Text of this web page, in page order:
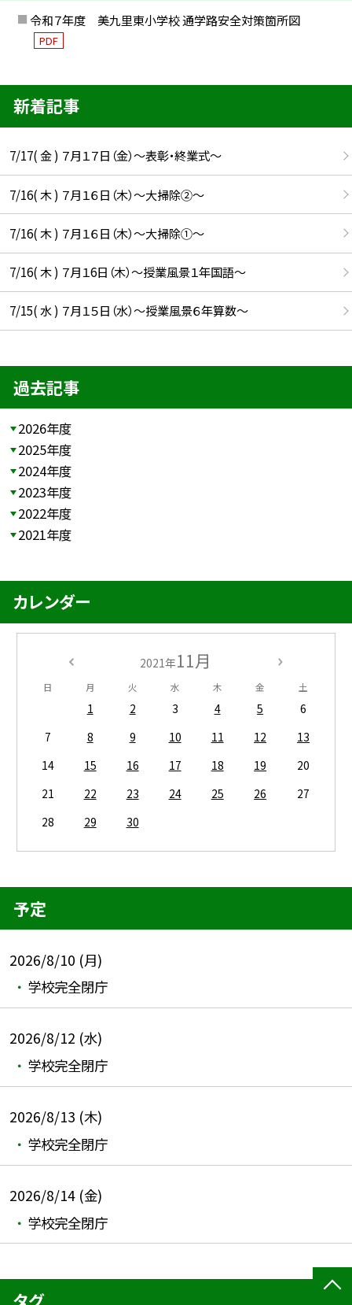
令和７年度 美九里東小学校 通学路安全対策箇所図
PDF
新着記事
7/17( 金 ) ７月１７日（金）～表彰・終業式～
7/16( 木 ) ７月１６日（木）～大掃除②～
7/16( 木 ) ７月１６日（木）～大掃除①～
7/16( 木 ) ７月１6日（木）～授業風景１年国語～
7/15( 水 ) ７月１５日（水）～授業風景６年算数～
過去記事
2026年度
2025年度
2024年度
2023年度
2022年度
2021年度
カレンダー
2021年11月
日 月 火 水 木 金 土
1 2 3 4 5
6
7
8 9 10 11 12
13
14
15 16 17 18 19
20
21
22 23 24 25 26
27
28
29 30
予定
2026/8/10 (月)
学校完全閉庁
2026/8/12 (水)
学校完全閉庁
2026/8/13 (木)
学校完全閉庁
2026/8/14 (金)
学校完全閉庁
タグ